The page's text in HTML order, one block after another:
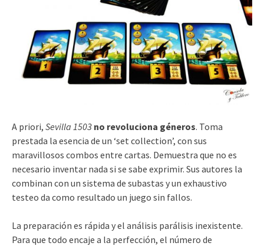
A priori, Sevilla 1503 no revoluciona géneros. Toma
prestada la esencia de un ‘set collection’, con sus
maravillosos combos entre cartas. Demuestra que no es
necesario inventar nada si se sabe exprimir. Sus autores la
combinan con un sistema de subastas y un exhaustivo
testeo da como resultado un juego sin fallos.
La preparación es rápida y el análisis parálisis inexistente.
Para que todo encaje a la perfección, el número de